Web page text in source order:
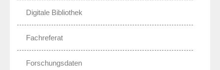
Digitale Bibliothek
Fachreferat
Forschungsdaten